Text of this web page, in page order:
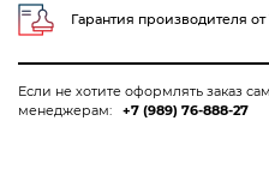
Гарантия производителя от
Если не хотите оформлять заказ
менеджерам:
+7 (989) 76-888-27